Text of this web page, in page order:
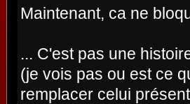
Maintenant, ca ne
... C'est pas une
(je vois pas ou est ce
remplacer celui